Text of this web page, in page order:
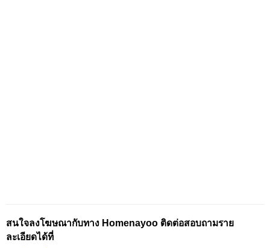
สนใจลงโฆษณากับทาง Homenayoo ติดต่อสอบถามราย
ละเอียดได้ที่